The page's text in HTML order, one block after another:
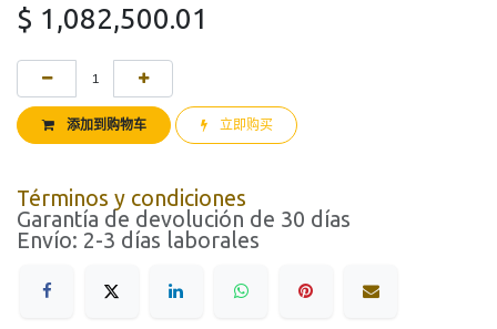
$ 1,082,500.01
添加到购物车 立即购买
Términos y condiciones
Garantía de devolución de 30 días
Envío: 2-3 días laborales